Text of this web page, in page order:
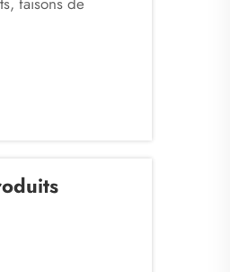
de ce
leurs